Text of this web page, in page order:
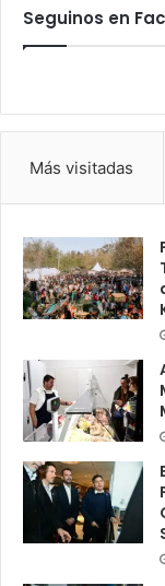
Seguinos en
Más visitadas